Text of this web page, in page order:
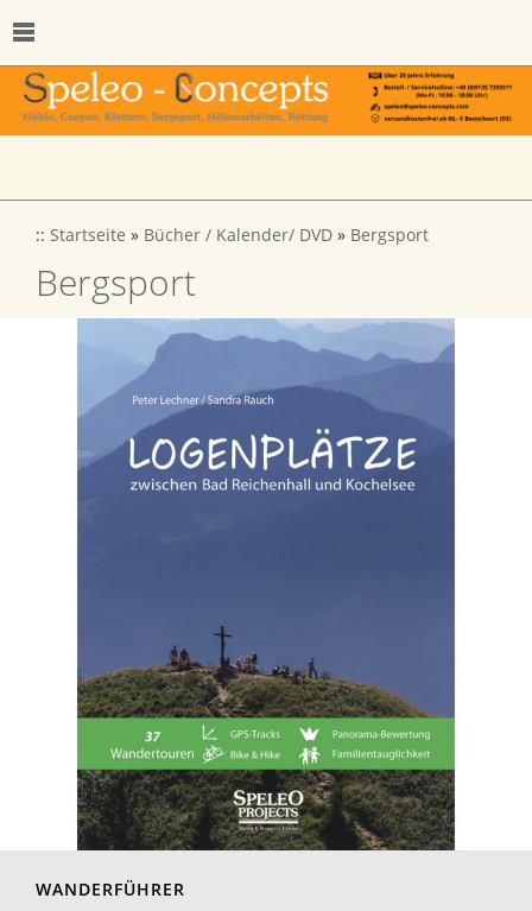
:: Startseite » Bücher / Kalender/ DVD » Bergsport
Bergsport
WANDERFÜHRER